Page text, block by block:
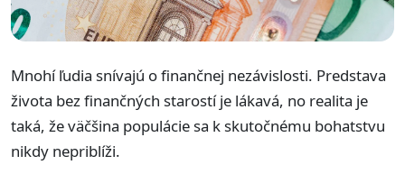
Mnohí ľudia snívajú o finančnej nezávislosti. Predstava
života bez finančných starostí je lákavá, no realita je
taká, že väčšina populácie sa k skutočnému bohatstvu
nikdy nepriblíži.